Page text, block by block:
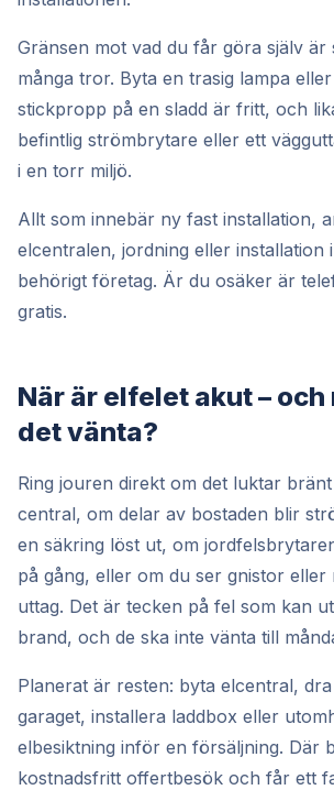
Gränsen mot vad du får göra själv är
många tror. Byta en trasig lampa
stickpropp på en sladd är fritt, och
befintlig strömbrytare eller ett
i en torr miljö.
Allt som innebär ny fast installation,
elcentralen, jordning eller installation
behörigt företag. Är du osäker är
gratis.
När är elfelet akut – och
det vänta?
Ring jouren direkt om det luktar
central, om delar av bostaden blir
en säkring löst ut, om
på gång, eller om du ser gnistor eller
uttag. Det är tecken på fel som kan
brand, och de ska inte vänta till
Planerat är resten: byta elcentral,
garaget, installera laddbox eller
elbesiktning inför en försäljning. Där
kostnadsfritt offertbesök och får ett